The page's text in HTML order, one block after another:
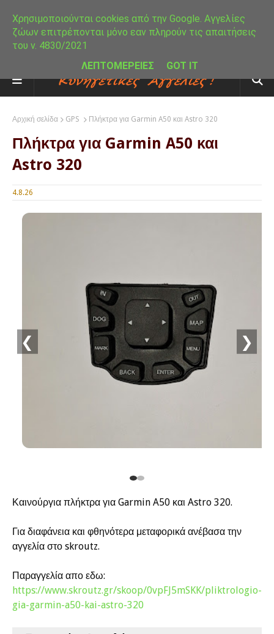
Αρχική σελίδα GPS Πλήκτρα για Garmin A50 και Astro 320
Πλήκτρα για Garmin A50 και
Astro 320
4.8.26
❮ ❯
Καινούργια πλήκτρα για Garmin A50 και Astro 320.
Για διαφάνεια και φθηνότερα μεταφορικά ανέβασα την
αγγελία στο skroutz.
Παραγγελία απο εδω:
https://www.skroutz.gr/skoop/0vpFJ5mSKK/pliktrologio-
gia-garmin-a50-kai-astro-320
Χρησιμοποιούνται cookies από την Google. Αγγελίες
ζώων επιτρέπονται μόνο εαν πληρούν τις απαιτήσεις
του ν. 4830/2021
ΛΕΠΤΟΜΕΡΕΙΕΣ
GOT IT